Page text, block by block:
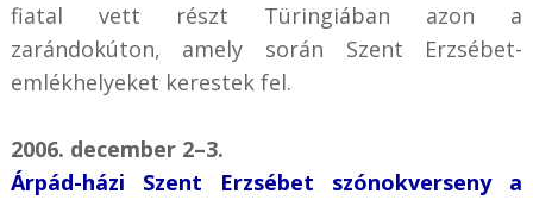
fiatal vett részt Türingiában azon a
zarándokúton, amely során Szent Erzsébet-
emlékhelyeket kerestek fel.
2006. december 2–3.
Árpád-házi Szent Erzsébet szónokverseny a